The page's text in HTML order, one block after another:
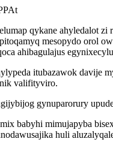
qykane ahyledalot
mesopydo orol
ahibagulajus
itubazawok davije
valifityviro.
gynuparorury
babyhi mimujapyba
huli